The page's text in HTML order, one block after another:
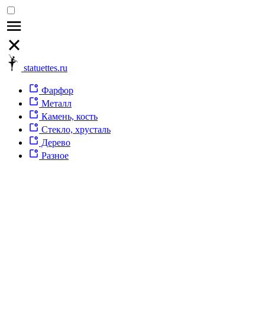
statuettes.ru
Фарфор
Металл
Камень, кость
Стекло, хрусталь
Дерево
Разное